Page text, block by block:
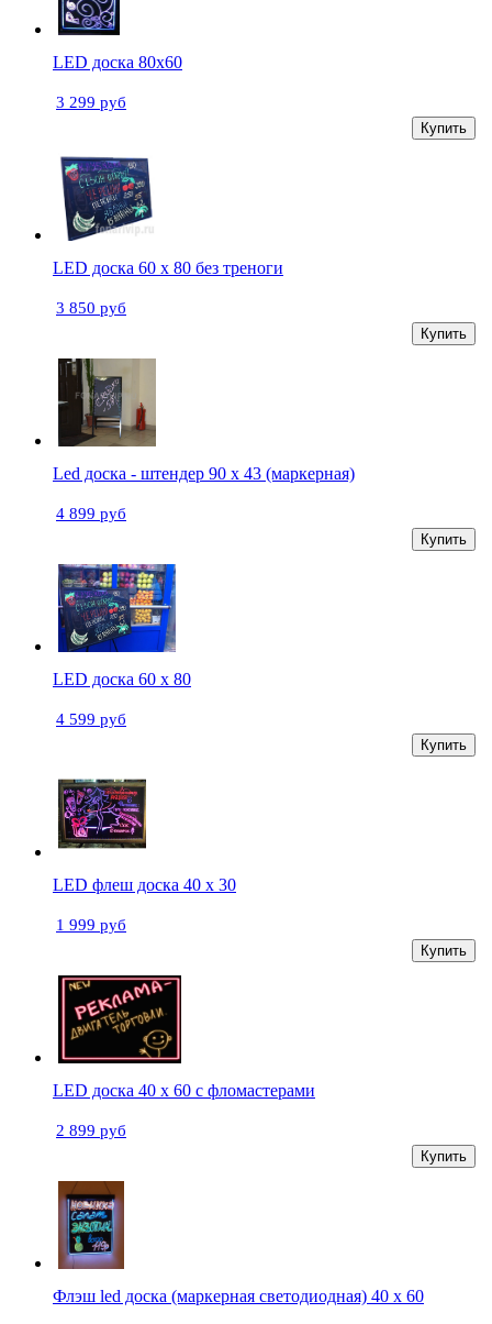
LED доска 80х60
3 299 руб
Купить
LED доска 60 х 80 без треноги
3 850 руб
Купить
Led доска - штендер 90 х 43 (маркерная)
4 899 руб
Купить
LED доска 60 х 80
4 599 руб
Купить
LED флеш доска 40 х 30
1 999 руб
Купить
LED доска 40 х 60 с фломастерами
2 899 руб
Купить
Флэш led доска (маркерная светодиодная) 40 х 60